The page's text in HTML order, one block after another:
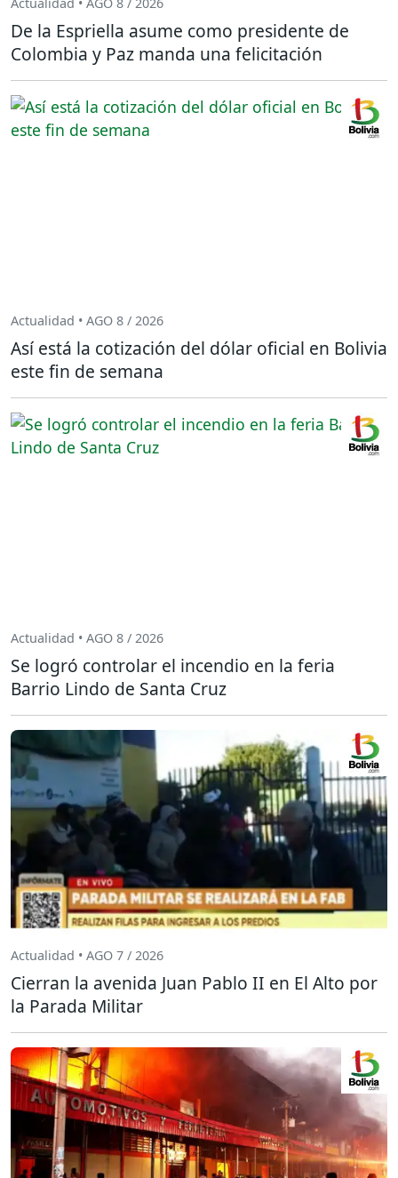
De la Espriella asume como presidente de
Colombia y Paz manda una felicitación
Actualidad • AGO 8 / 2026
Así está la cotización del dólar oficial en Bolivia
este fin de semana
Actualidad • AGO 8 / 2026
Se logró controlar el incendio en la feria
Barrio Lindo de Santa Cruz
Actualidad • AGO 7 / 2026
Cierran la avenida Juan Pablo II en El Alto por
la Parada Militar